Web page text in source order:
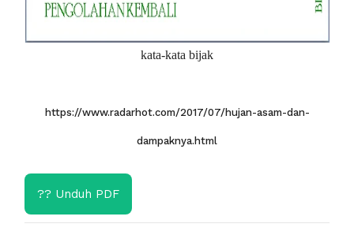
kata-kata bijak
https://www.radarhot.com/2017/07/hujan-asam-dan-
dampaknya.html
?? Unduh PDF